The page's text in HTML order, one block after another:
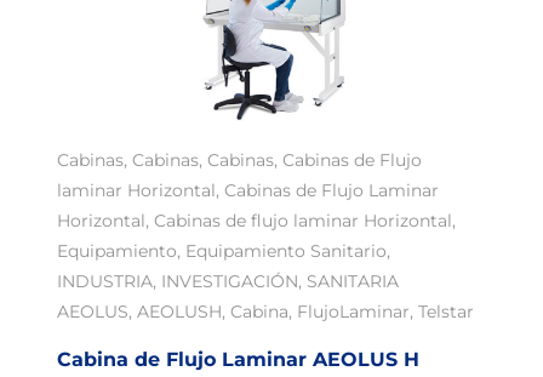
Cabinas, Cabinas, Cabinas, Cabinas de Flujo
laminar Horizontal, Cabinas de Flujo Laminar
Horizontal, Cabinas de flujo laminar Horizontal,
Equipamiento, Equipamiento Sanitario,
INDUSTRIA, INVESTIGACIÓN, SANITARIA
AEOLUS, AEOLUSH, Cabina, FlujoLaminar, Telstar
Cabina de Flujo Laminar AEOLUS H